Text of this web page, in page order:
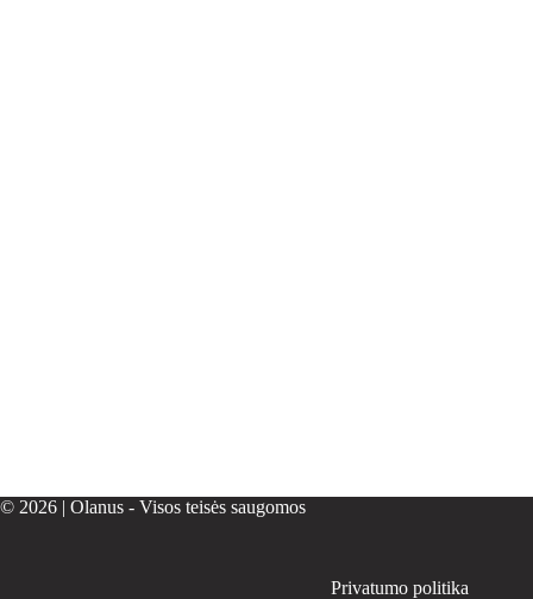
© 2026 | Olanus - Visos teisės saugomos
Privatumo politika